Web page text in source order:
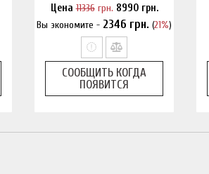
Цена11336грн. 8990грн.
Вы экономите - 2346 грн. (21%)
Нашли дешевле?
СООБЩИТЬ КОГДА
ПОЯВИТСЯ